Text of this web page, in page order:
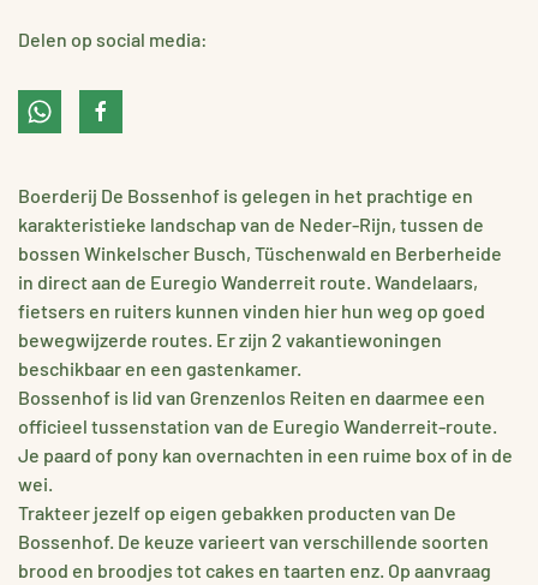
Delen op social media:
Boerderij De Bossenhof is gelegen in het prachtige en
karakteristieke landschap van de Neder-Rijn, tussen de
bossen Winkelscher Busch, Tüschenwald en Berberheide
in direct aan de Euregio Wanderreit route. Wandelaars,
fietsers en ruiters kunnen vinden hier hun weg op goed
bewegwijzerde routes. Er zijn 2 vakantiewoningen
beschikbaar en een gastenkamer.
Bossenhof is lid van Grenzenlos Reiten en daarmee een
officieel tussenstation van de Euregio Wanderreit-route.
Je paard of pony kan overnachten in een ruime box of in de
wei.
Trakteer jezelf op eigen gebakken producten van De
Bossenhof. De keuze varieert van verschillende soorten
brood en broodjes tot cakes en taarten enz. Op aanvraag